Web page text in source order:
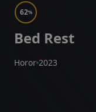
62%
Bed Rest
Horor 2023